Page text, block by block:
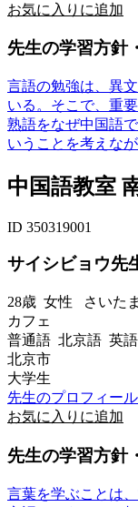
お気に入りに追加
先生の学習方針
言語の勉強は、異
いる。そこで、重
熟語をなぜ中国語
いうことを考えな
中国語教室
ID 350319001
サイシビョウ先
28歳 女性 さいた
カフェ
普通語 北京語 英
北京市
大学生
先生のプロフィー
お気に入りに追加
先生の学習方針
言葉を学ぶことは